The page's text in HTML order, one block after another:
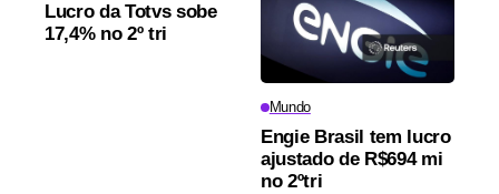
Lucro da Totvs sobe
17,4% no 2º tri
Mundo
Engie Brasil tem lucro
ajustado de R$694 mi
no 2ºtri